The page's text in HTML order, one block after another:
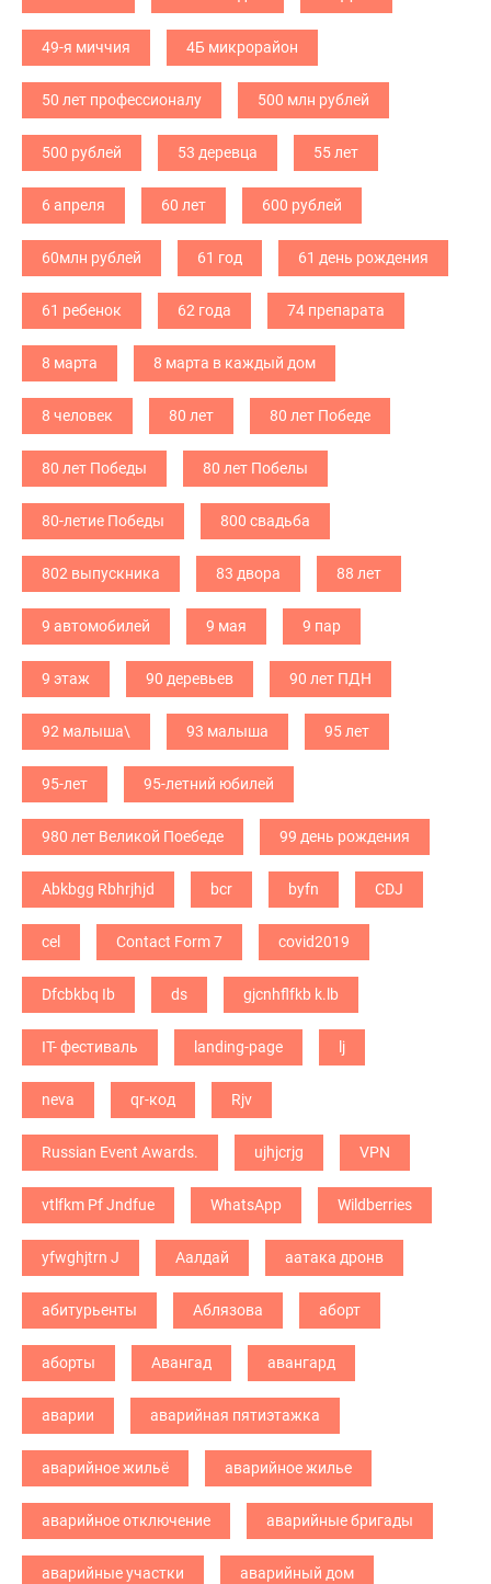
49-я миччия 4Б микрорайон
50 лет профессионалу 500 млн рублей
500 рублей 53 деревца 55 лет
6 апреля 60 лет 600 рублей
60млн рублей 61 год 61 день рождения
61 ребенок 62 года 74 препарата
8 марта 8 марта в каждый дом
8 человек 80 лет 80 лет Победе
80 лет Победы 80 лет Побелы
80-летие Победы 800 свадьба
802 выпускника 83 двора 88 лет
9 автомобилей 9 мая 9 пар
9 этаж 90 деревьев 90 лет ПДН
92 малыша\ 93 малыша 95 лет
95-лет 95-летний юбилей
980 лет Великой Поебеде 99 день рождения
Abkbgg Rbhrjhjd bcr byfn CDJ
cel Contact Form 7 covid2019
Dfcbkbq Ib ds gjcnhflfkb k.lb
IT- фестиваль landing-page lj
neva qr-код Rjv
Russian Event Awards. ujhjcrjg VPN
vtlfkm Pf Jndfue WhatsApp Wildberries
yfwghjtrn J Аалдай аатака дронв
абитурьенты Аблязова аборт
аборты Авангад авангард
аварии аварийная пятиэтажка
аварийное жильё аварийное жилье
аварийное отключение аварийные бригады
аварийные участки аварийный дом